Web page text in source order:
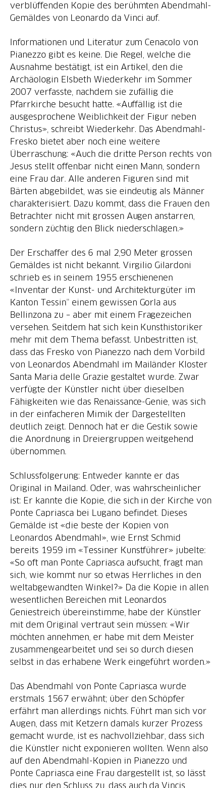
verblüffenden Kopie des berühmten Abendmahl-
Gemäldes von Leonardo da Vinci auf.
Informationen und Literatur zum Cenacolo von
Pianezzo gibt es keine. Die Regel, welche die
Ausnahme bestätigt, ist ein Artikel, den die
Archäologin Elsbeth Wiederkehr im Sommer
2007 verfasste, nachdem sie zufällig die
Pfarrkirche besucht hatte. «Auffällig ist die
ausgesprochene Weiblichkeit der Figur neben
Christus», schreibt Wiederkehr. Das Abendmahl-
Fresko bietet aber noch eine weitere
Überraschung: «Auch die dritte Person rechts von
Jesus stellt offenbar nicht einen Mann, sondern
eine Frau dar. Alle anderen Figuren sind mit
Bärten abgebildet, was sie eindeutig als Männer
charakterisiert. Dazu kommt, dass die Frauen den
Betrachter nicht mit grossen Augen anstarren,
sondern züchtig den Blick niederschlagen.»
Der Erschaffer des 6 mal 2,90 Meter grossen
Gemäldes ist nicht bekannt. Virgilio Gilardoni
schrieb es in seinem 1955 erschienenen
«Inventar der Kunst- und Architekturgüter im
Kanton Tessin“ einem gewissen Gorla aus
Bellinzona zu – aber mit einem Fragezeichen
versehen. Seitdem hat sich kein Kunsthistoriker
mehr mit dem Thema befasst. Unbestritten ist,
dass das Fresko von Pianezzo nach dem Vorbild
von Leonardos Abendmahl im Mailänder Kloster
Santa Maria delle Grazie gestaltet wurde. Zwar
verfügte der Künstler nicht über dieselben
Fähigkeiten wie das Renaissance-Genie, was sich
in der einfacheren Mimik der Dargestellten
deutlich zeigt. Dennoch hat er die Gestik sowie
die Anordnung in Dreiergruppen weitgehend
übernommen.
Schlussfolgerung: Entweder kannte er das
Original in Mailand. Oder, was wahrscheinlicher
ist: Er kannte die Kopie, die sich in der Kirche von
Ponte Capriasca bei Lugano befindet. Dieses
Gemälde ist «die beste der Kopien von
Leonardos Abendmahl», wie Ernst Schmid
bereits 1959 im «Tessiner Kunstführer» jubelte:
«So oft man Ponte Capriasca aufsucht, fragt man
sich, wie kommt nur so etwas Herrliches in den
weltabgewandten Winkel?» Da die Kopie in allen
wesentlichen Bereichen mit Leonardos
Geniestreich übereinstimme, habe der Künstler
mit dem Original vertraut sein müssen: «Wir
möchten annehmen, er habe mit dem Meister
zusammengearbeitet und sei so durch diesen
selbst in das erhabene Werk eingeführt worden.»
Das Abendmahl von Ponte Capriasca wurde
erstmals 1567 erwähnt; über den Schöpfer
erfährt man allerdings nichts. Führt man sich vor
Augen, dass mit Ketzern damals kurzer Prozess
gemacht wurde, ist es nachvollziehbar, dass sich
die Künstler nicht exponieren wollten. Wenn also
auf den Abendmahl-Kopien in Pianezzo und
Ponte Capriasca eine Frau dargestellt ist, so lässt
dies nur den Schluss zu, dass auch da Vincis